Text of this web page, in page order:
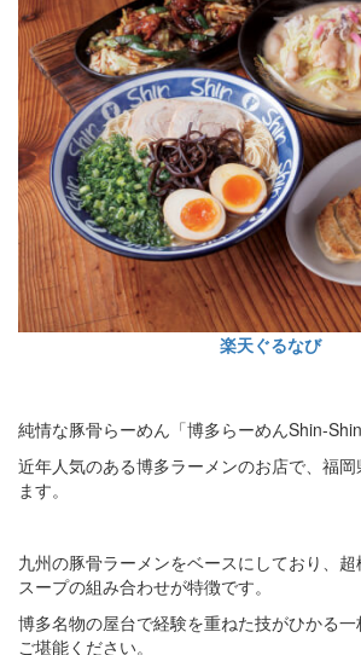
楽天ぐるなび
純情な豚骨らーめん「博多らーめんShin-Shin
近年人気のある博多ラーメンのお店で、福
ます。
九州の豚骨ラーメンをベースにしており、
スープの組み合わせが特徴です。
博多名物の屋台で経験を重ねた技がひかる
ご堪能ください。